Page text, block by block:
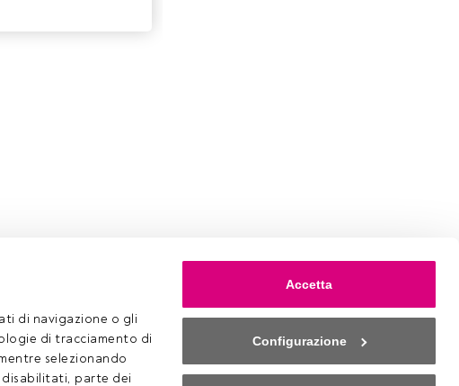
di navigazione o gli
di tracciamento di
selezionando
disabilitati, parte dei
Accetta
Configurazione